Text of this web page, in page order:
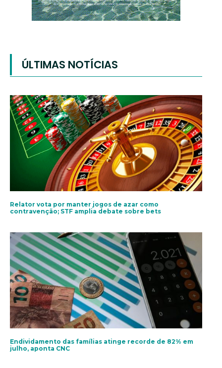
ÚLTIMAS NOTÍCIAS
Relator vota por manter jogos de azar como
contravenção; STF amplia debate sobre bets
Endividamento das famílias atinge recorde de 82% em
julho, aponta CNC